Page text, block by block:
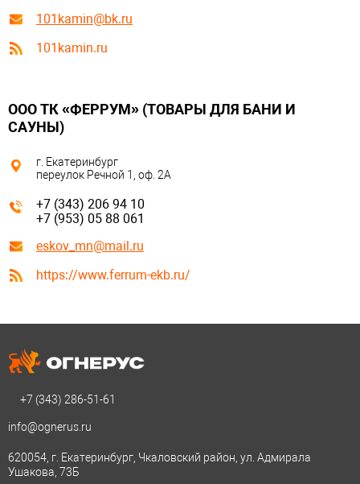
101kamin@bk.ru
101kamin.ru
ООО ТК «ФЕРРУМ» (ТОВАРЫ ДЛЯ БАНИ И
САУНЫ)
г. Екатеринбург
переулок Речной 1, оф. 2А
+7 (343) 206 94 10
+7 (953) 05 88 061
eskov_mn@mail.ru
https://www.ferrum-ekb.ru/
+7 (343) 286-51-61
info@ognerus.ru
620054, г. Екатеринбург, Чкаловский район, ул. Адмирала
Ушакова, 73Б